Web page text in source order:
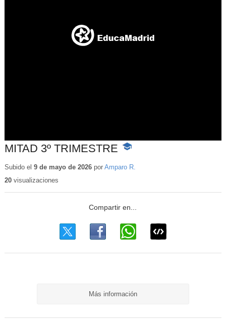
MITAD 3º TRIMESTRE
-
educativo
Subido el 9 de mayo de 2026por Amparo R.
20visualizaciones
Más información